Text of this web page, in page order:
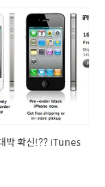
박 확신!?? iTunes